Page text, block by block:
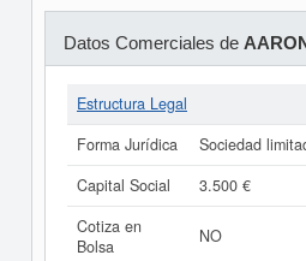
Datos Comerciales de
Estructura Legal
Forma Jurídica
Sociedad
Capital Social
3.500 €
Cotiza en
Bolsa
NO